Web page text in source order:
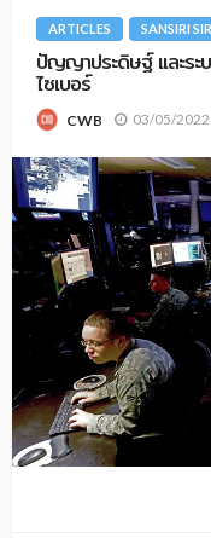
ARTICLES SANSIRI
ปัญญาประดิษฐ์ และระ
ไซเบอร์
CWB 03/05/2022